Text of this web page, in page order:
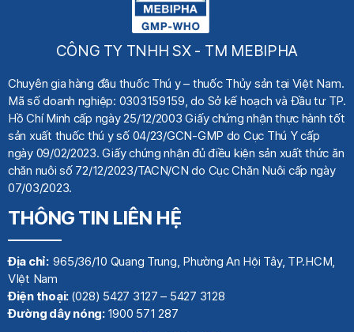
CÔNG TY TNHH SX - TM MEBIPHA
Chuyên gia hàng đầu thuốc Thú y– thuốc Thủy sản tại Việt Nam.
Mã số doanh nghiệp: 0303159159, do Sở kế hoạch và Đầu tư TP.
Hồ Chí Minh cấp ngày 25/12/2003 Giấy chứng nhận thực hành tốt
sản xuất thuốc thú y số 04/23/GCN-GMP do Cục Thú Y cấp
ngày 09/02/2023. Giấy chứng nhận đủ điều kiện sản xuất thức ăn
chăn nuôi số 72/12/2023/TACN/CN do Cục Chăn Nuôi cấp ngày
07/03/2023.
THÔNG TIN LIÊN HỆ
Địa chỉ:965/36/10 Quang Trung, Phường An Hội Tây, TP.HCM,
VIệt Nam
Điện thoại: (028) 5427 3127 – 5427 3128
Đường dây nóng: 1900 571 287